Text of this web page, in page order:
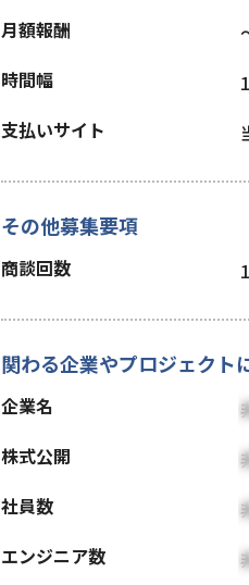
月額報酬
時間幅
支払いサイト
その他募集要項
商談回数
関わる企業やプロジェクト
企業名
株式公開
社員数
エンジニア数